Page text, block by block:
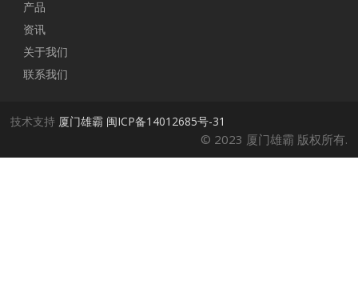
产品
资讯
关于我们
联系我们
技术支持 厦门雄霸 闽ICP备14012685号-31
© 2023 厦门雄霸 版权所有.